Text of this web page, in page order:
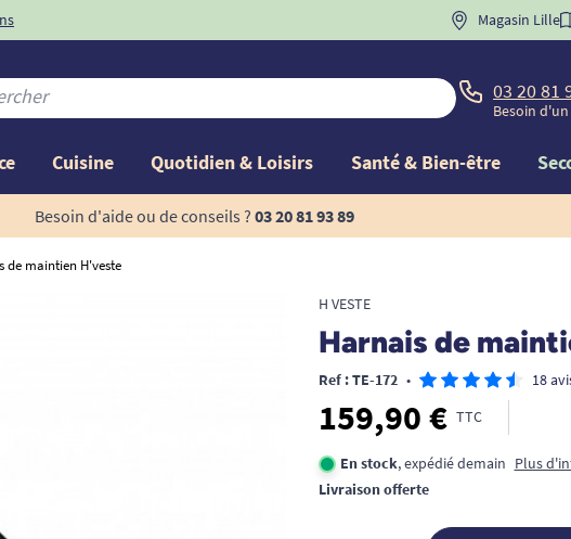
BIENVENUE" pour
Magasin Lille
03 20 81
Besoin
Cuisine Quotidien & Loisirs Santé & Bien-être
Besoin d'aide ou de conseils ? 03 20 81 93 89
de maintien H'veste
H VESTE
Harnais de
Ref : TE-172 • 18
159,90 € TTC
En stock, expédié demain Plus
Livraison offerte